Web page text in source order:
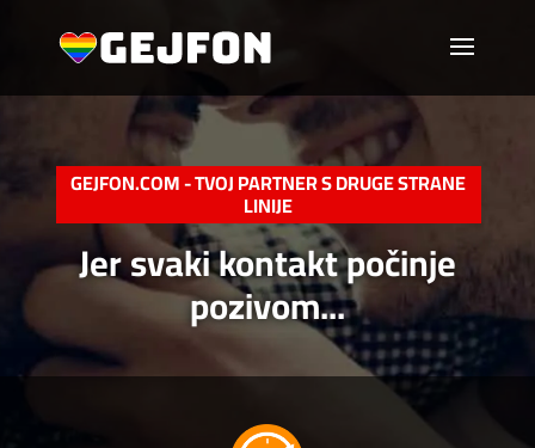
GEJFON.COM - TVOJ PARTNER S DRUGE STRANE
LINIJE
Jer svaki kontakt počinje
pozivom...